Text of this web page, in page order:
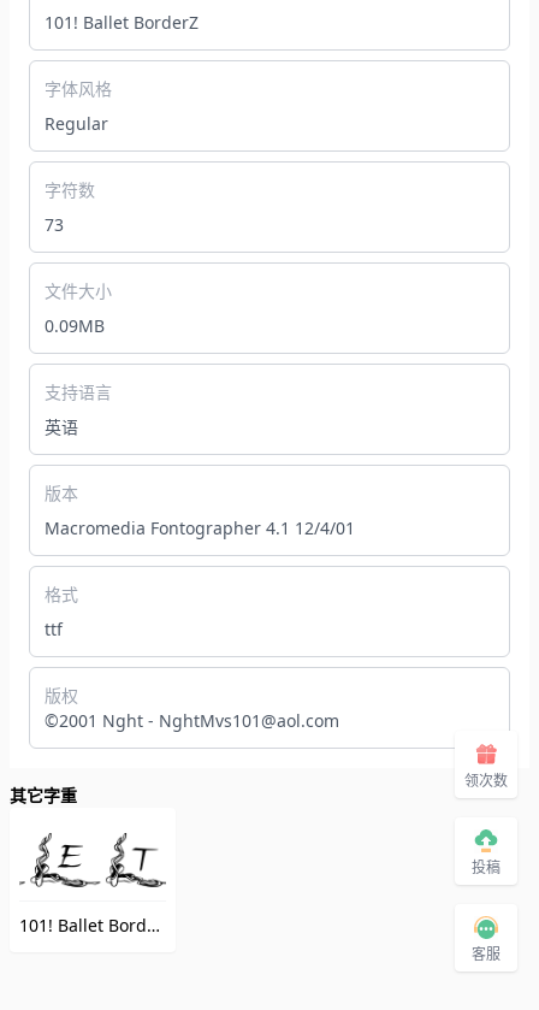
101! Ballet BorderZ
字体风格
Regular
字符数
73
文件大小
0.09MB
支持语言
英语
版本
Macromedia Fontographer 4.1 12/4/01
格式
ttf
版权
©2001 Nght - NghtMvs101@aol.com
其它字重
101! Ballet BorderZ
领次数
投稿
客服